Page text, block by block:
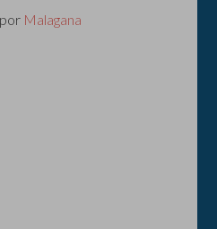
por Malagana